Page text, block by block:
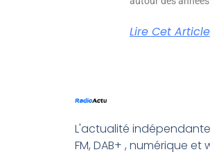
Lire Cet Article
L'actualité
FM, DAB+ , numérique et